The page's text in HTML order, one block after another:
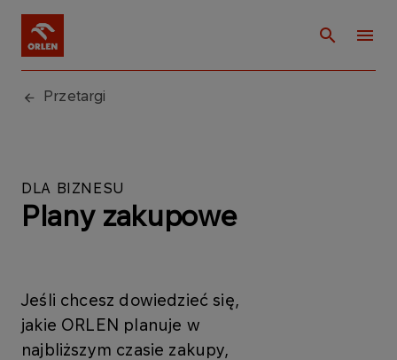
Przetargi
DLA BIZNESU
Plany zakupowe
Jeśli chcesz dowiedzieć się,
jakie ORLEN planuje w
najbliższym czasie zakupy​,